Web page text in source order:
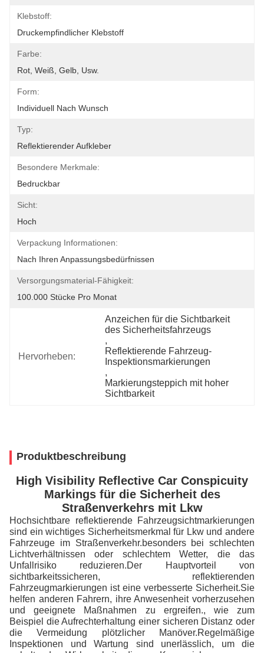
Klebstoff:
Druckempfindlicher Klebstoff
Farbe:
Rot, Weiß, Gelb, Usw.
Form:
Individuell Nach Wunsch
Typ:
Reflektierender Aufkleber
Besondere Merkmale:
Bedruckbar
Sicht:
Hoch
Verpackung Informationen:
Nach Ihren Anpassungsbedürfnissen
Versorgungsmaterial-Fähigkeit:
100.000 Stücke Pro Monat
Hervorheben:
Anzeichen für die Sichtbarkeit
des Sicherheitsfahrzeugs
,
Reflektierende Fahrzeug-
Inspektionsmarkierungen
,
Markierungsteppich mit hoher
Sichtbarkeit
Produktbeschreibung
High Visibility Reflective Car Conspicuity
Markings für die Sicherheit des
Straßenverkehrs mit Lkw
Hochsichtbare reflektierende Fahrzeugsichtmarkierungen
sind ein wichtiges Sicherheitsmerkmal für Lkw und andere
Fahrzeuge im Straßenverkehr.besonders bei schlechten
Lichtverhältnissen oder schlechtem Wetter, die das
Unfallrisiko reduzieren.Der Hauptvorteil von
sichtbarkeitssicheren, reflektierenden
Fahrzeugmarkierungen ist eine verbesserte Sicherheit.Sie
helfen anderen Fahrern, ihre Anwesenheit vorherzusehen
und geeignete Maßnahmen zu ergreifen., wie zum
Beispiel die Aufrechterhaltung einer sicheren Distanz oder
die Vermeidung plötzlicher Manöver.Regelmäßige
Inspektionen und Wartung sind unerlässlich, um die